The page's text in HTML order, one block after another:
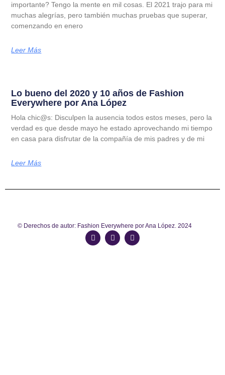
importante? Tengo la mente en mil cosas. El 2021 trajo para mi
muchas alegrías, pero también muchas pruebas que superar,
comenzando en enero
Leer Más
Lo bueno del 2020 y 10 años de Fashion
Everywhere por Ana López
Hola chic@s: Disculpen la ausencia todos estos meses, pero la
verdad es que desde mayo he estado aprovechando mi tiempo
en casa para disfrutar de la compañía de mis padres y de mi
Leer Más
© Derechos de autor: Fashion Everywhere por Ana López. 2024